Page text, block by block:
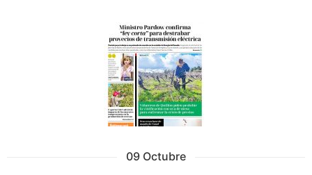
09 Octubre